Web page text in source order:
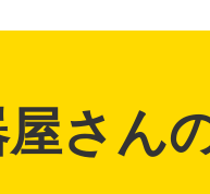
さん